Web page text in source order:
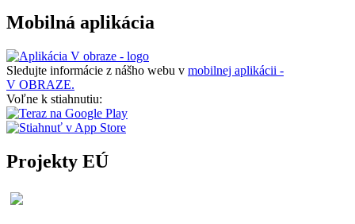
Mobilná aplikácia
Sledujte informácie z nášho webu v mobilnej aplikácii -
V OBRAZE.
Voľne k stiahnutiu:
Projekty EÚ